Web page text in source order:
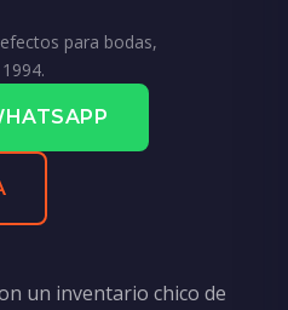
para bodas,
un inventario chico de